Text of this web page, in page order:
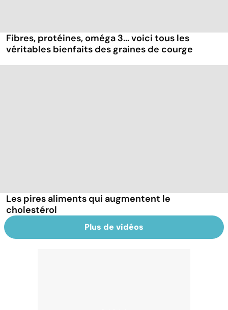
Fibres, protéines, oméga 3... voici tous les
véritables bienfaits des graines de courge
Les pires aliments qui augmentent le
cholestérol
Plus de vidéos